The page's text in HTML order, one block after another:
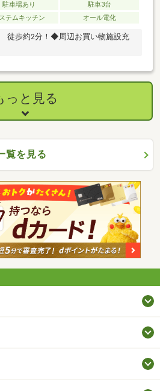
駐車場あり
駐車3台
テムキッチン オール電化
歩約2分！◆周辺お買い物施設充
っと見る
覧を見る